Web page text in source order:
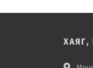
ХАЯГ,